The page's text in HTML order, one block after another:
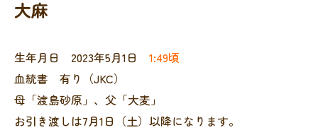
大麻
生年月日 2023年5月1日 1:49頃
血統書 有り（JKC）
母「渡島砂原」、父「大麦」
お引き渡しは7月1日（土）以降になります。